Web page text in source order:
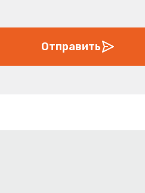
Отправить